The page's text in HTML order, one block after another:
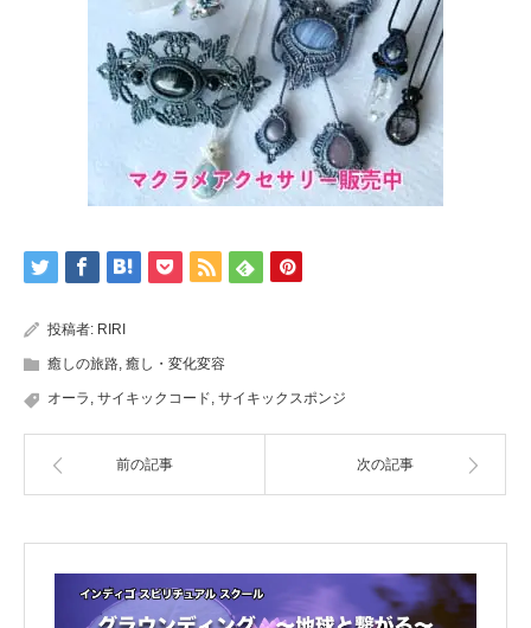
投稿者: RIRI
癒しの旅路, 癒し・変化変容
オーラ , サイキックコード, サイキックスポンジ
前の記事 次の記事